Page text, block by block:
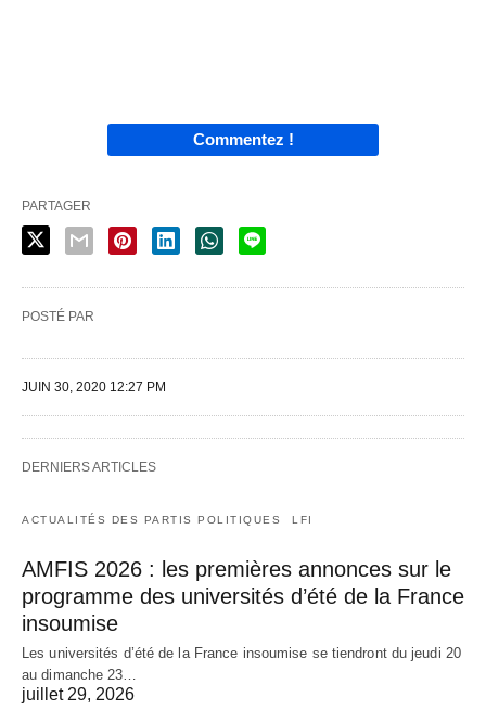
Commentez !
PARTAGER
POSTÉ PAR
JUIN 30, 2020 12:27 PM
DERNIERS ARTICLES
ACTUALITÉS DES PARTIS POLITIQUES LFI
AMFIS 2026 : les premières annonces sur le
programme des universités d’été de la France
insoumise
Les universités d’été de la France insoumise se tiendront du jeudi 20
au dimanche 23…
juillet 29, 2026